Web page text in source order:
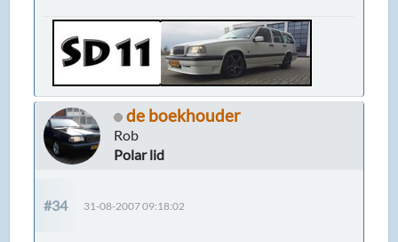
de boekhouder
Rob
Polar lid
#34 31-08-2007 09:18:02